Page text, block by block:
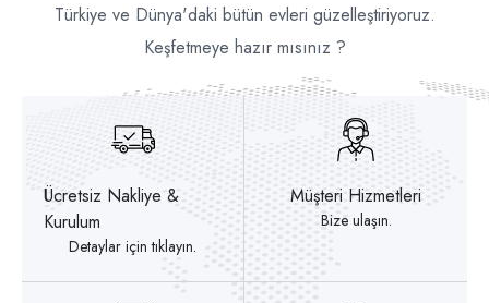
Türkiye ve Dünya'daki bütün evleri güzelleştiriyoruz.
Keşfetmeye hazır mısınız ?
Ücretsiz Nakliye &
Kurulum
Detaylar için tıklayın.
Müşteri Hizmetleri
Bize ulaşın.